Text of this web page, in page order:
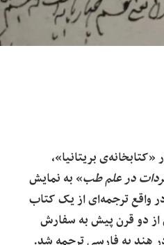
بریتانیا»،
در علم طب» به نمایش
ترجمه‌ای از یک کتاب
دو قرن پیش به سفارش